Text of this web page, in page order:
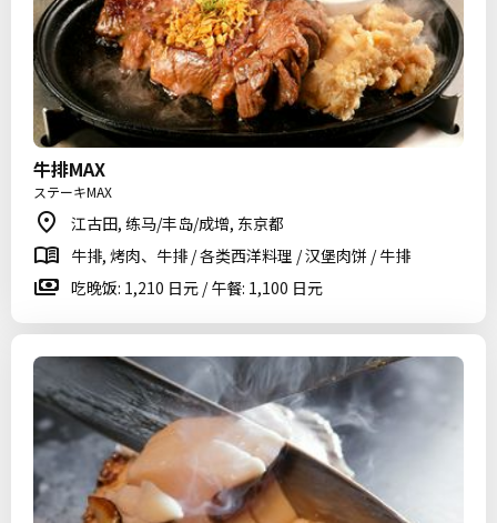
牛排MAX
ステーキMAX
江古田, 练马/丰岛/成增, 东京都
牛排, 烤肉、牛排 / 各类西洋料理 / 汉堡肉饼 / 牛排
吃晚饭: 1,210 日元 / 午餐: 1,100 日元